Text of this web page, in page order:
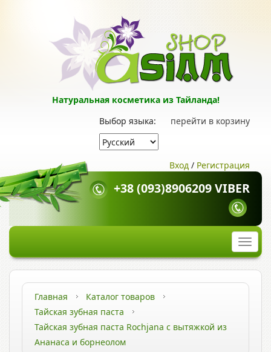
Натуральная косметика из Тайланда!
перейти в корзину
Выбор языка:
Вход / Регистрация
+38 (093)8906209 VIBER
Главная
Каталог товаров
Тайская зубная паста
Тайская зубная паста Rochjana с вытяжкой из
Ананаса и борнеолом